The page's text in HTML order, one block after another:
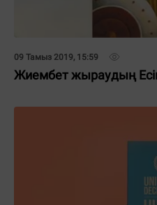
09 Тамыз 2019, 15:59
Жиембет жыраудың